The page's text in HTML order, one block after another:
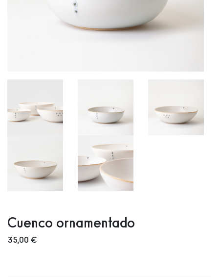
Cuenco ornamentado
35,00 €